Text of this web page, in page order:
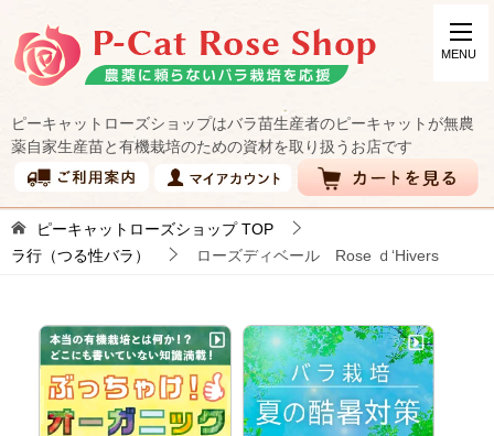
ピーキャットローズショップはバラ苗生産者のピーキャットが無農
薬自家生産苗と有機栽培のための資材を取り扱うお店です
ピーキャットローズショップTOP
ラ行（つる性バラ）
ローズディベール Rose ｄ‘Hivers